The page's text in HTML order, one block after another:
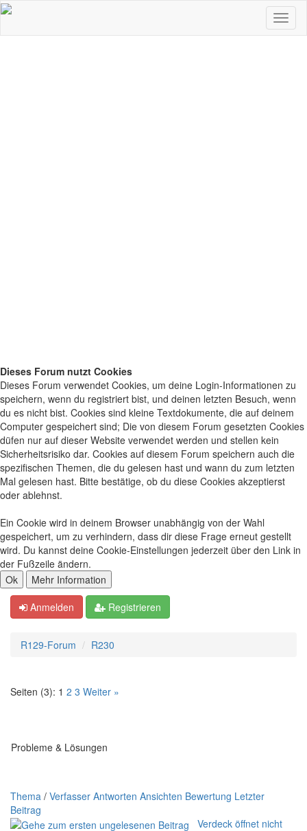
Dieses Forum nutzt Cookies
Dieses Forum verwendet Cookies, um deine Login-Informationen zu
speichern, wenn du registriert bist, und deinen letzten Besuch, wenn
du es nicht bist. Cookies sind kleine Textdokumente, die auf deinem
Computer gespeichert sind; Die von diesem Forum gesetzten Cookies
düfen nur auf dieser Website verwendet werden und stellen kein
Sicherheitsrisiko dar. Cookies auf diesem Forum speichern auch die
spezifischen Themen, die du gelesen hast und wann du zum letzten
Mal gelesen hast. Bitte bestätige, ob du diese Cookies akzeptierst
oder ablehnst.
Ein Cookie wird in deinem Browser unabhängig von der Wahl
gespeichert, um zu verhindern, dass dir diese Frage erneut gestellt
wird. Du kannst deine Cookie-Einstellungen jederzeit über den Link in
der Fußzeile ändern.
Anmelden Registrieren
R129-Forum R230
Seiten (3): 1 2 3 Weiter »
Probleme & Lösungen
Thema / Verfasser Antworten Ansichten Bewertung Letzter
Beitrag
Verdeck öffnet nicht